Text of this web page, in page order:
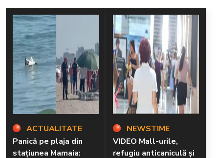
ACTUALITATE
Panică pe plaja din
stațiunea Mamaia:
NEWSTIME
VIDEO Mall-urile,
refugiu anticaniculă și